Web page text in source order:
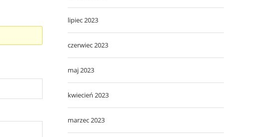
lipiec 2023
czerwiec 2023
maj 2023
kwiecień 2023
marzec 2023